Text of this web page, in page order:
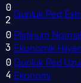
0
2 Günlük Ped
0
3
Platinum
Ekonomik
0
4
Günlük Ped
Ekonomi